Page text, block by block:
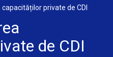
private de CDI
de CDI